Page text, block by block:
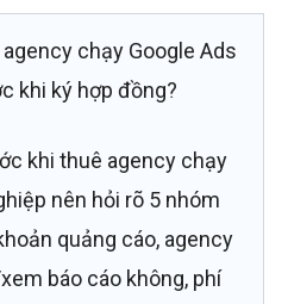
chạy Google Ads
khi ký hợp đồng?
khi thuê agency chạy
nên hỏi rõ 5 nhóm
quảng cáo, agency
báo cáo không, phí